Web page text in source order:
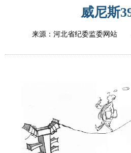
威尼斯
来源：河北省纪委监委网站